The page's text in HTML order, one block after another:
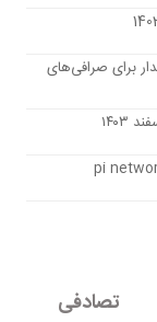
برای صرافی‌های
تصادفی